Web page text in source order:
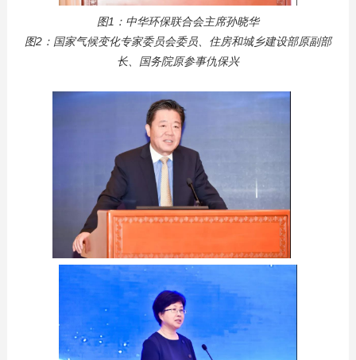
图1：中华环保联合会主席孙晓华
图2：国家气候变化专家委员会委员、住房和城乡建设部原副部
长、国务院原参事仇保兴